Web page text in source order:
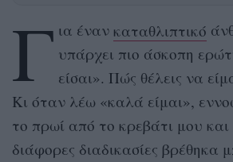
Γ ια έναν καταθλιπτικό
υπάρχει πιο άσκοπη
είσαι». Πώς θέλεις να
Κι όταν λέω «καλά είμαι»,
το πρωί από το κρεβάτι μου
διάφορες διαδικασίες βρέθηκα